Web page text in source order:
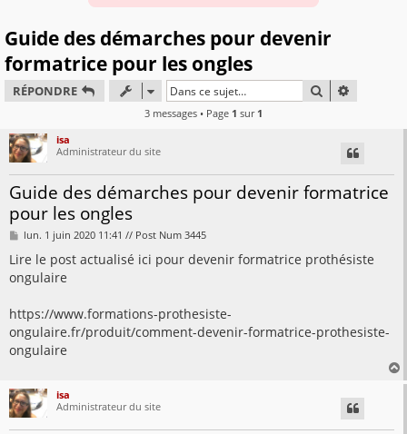
Guide des démarches pour devenir
formatrice pour les ongles
RÉPONDRE RECHERCHER
3 messages • Page 1 sur 1
isa
Administrateur du site
Guide des démarches pour devenir formatrice
pour les ongles
M
s
a
lun. 1 juin 2020 11:41 // Post Num 3445
Lire le post actualisé ici pour devenir formatrice prothésiste
ongulaire
https://www.formations-prothesiste-
ongulaire.fr/produit/comment-devenir-formatrice-prothesiste-
ongulaire
isa
Administrateur du site